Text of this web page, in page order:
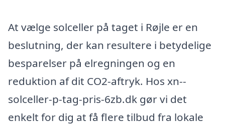
At vælge solceller på taget i Røjle er en
beslutning, der kan resultere i betydelige
besparelser på elregningen og en
reduktion af dit CO2-aftryk. Hos xn--
solceller-p-tag-pris-6zb.dk gør vi det
enkelt for dig at få flere tilbud fra lokale